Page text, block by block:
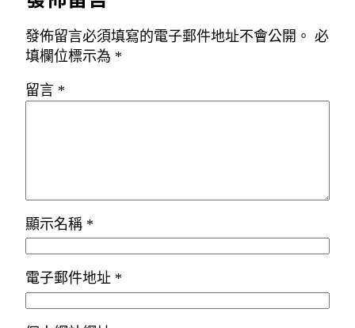
發佈留言必須填寫的電子郵件地址不會公開。 必
填欄位標示為 *
留言 *
顯示名稱 *
電子郵件地址 *